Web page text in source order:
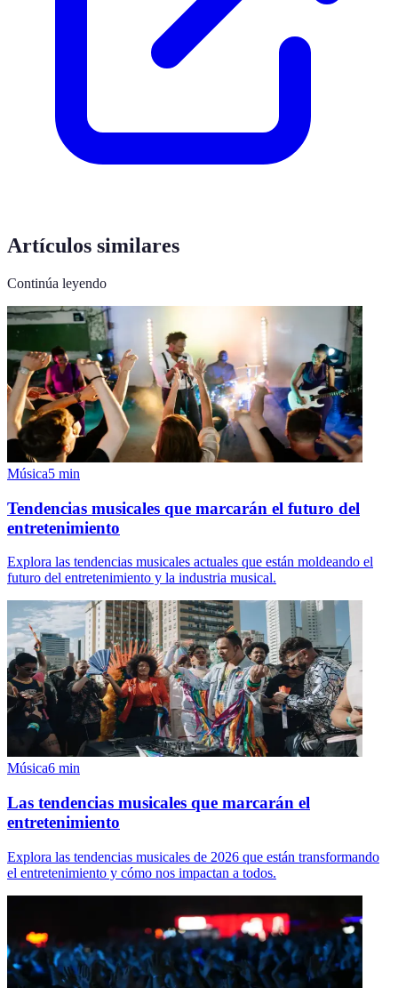
Artículos similares
Continúa leyendo
Música5 min
Tendencias musicales que marcarán el futuro del
entretenimiento
Explora las tendencias musicales actuales que están moldeando el
futuro del entretenimiento y la industria musical.
Música6 min
Las tendencias musicales que marcarán el
entretenimiento
Explora las tendencias musicales de 2026 que están transformando
el entretenimiento y cómo nos impactan a todos.